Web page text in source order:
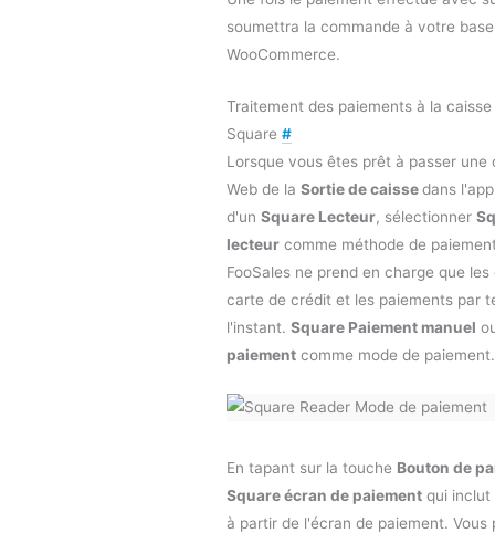
soumettra la commande à votre
WooCommerce.
Traitement des paiements à la
Square #
Lorsque vous êtes prêt à passer une
Web de la Sortie de caissedans
d'un Square Lecteur, sélectionner
lecteur comme méthode de
FooSales ne prend en charge que
carte de crédit et les paiements par
l'instant. Square Paiement manuel
paiement comme mode de paiement.
En tapant sur la touche Bouton de
Square écran de paiement qui inclut
à partir de l'écran de paiement. Vous